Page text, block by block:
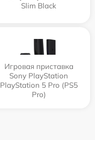
Slim Black
Игровая приставка
Sony PlayStation
PlayStation 5 Pro (PS5
Pro)